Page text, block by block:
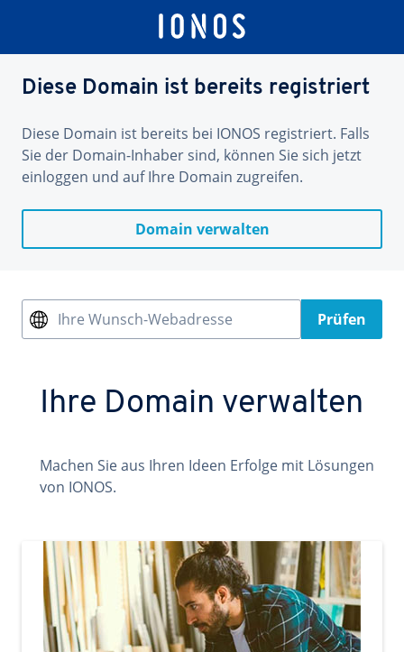
Diese Domain ist bereits registriert
Diese Domain ist bereits bei IONOS registriert. Falls
Sie der Domain-Inhaber sind, können Sie sich jetzt
einloggen und auf Ihre Domain zugreifen.
Domain verwalten
Ihre Wunsch-Webadresse Prüfen
Ihre Domain verwalten
Machen Sie aus Ihren Ideen Erfolge mit Lösungen
von IONOS.